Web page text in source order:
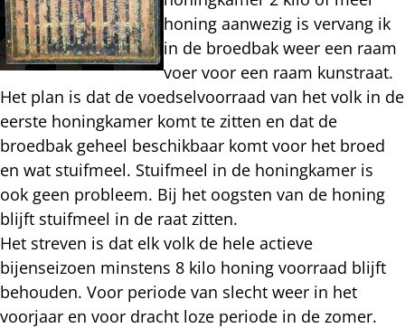
honing aanwezig is vervang ik
in de broedbak weer een raam
voer voor een raam kunstraat.
Het plan is dat de voedselvoorraad van het volk in de
eerste honingkamer komt te zitten en dat de
broedbak geheel beschikbaar komt voor het broed
en wat stuifmeel. Stuifmeel in de honingkamer is
ook geen probleem. Bij het oogsten van de honing
blijft stuifmeel in de raat zitten.
Het streven is dat elk volk de hele actieve
bijenseizoen minstens 8 kilo honing voorraad blijft
behouden. Voor periode van slecht weer in het
voorjaar en voor dracht loze periode in de zomer.